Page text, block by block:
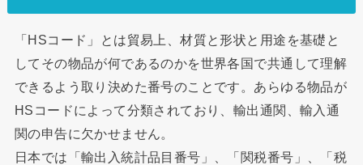
「HSコード」とは貿易上、材質と形状と用途を基礎と
してその物品が何であるのかを世界各国で共通して理解
できるよう取り決めた番号のことです。あらゆる物品が
HSコードによって分類されており、輸出通関、輸入通
関の申告に欠かせません。
日本では「輸出入統計品目番号」、「関税番号」、「税